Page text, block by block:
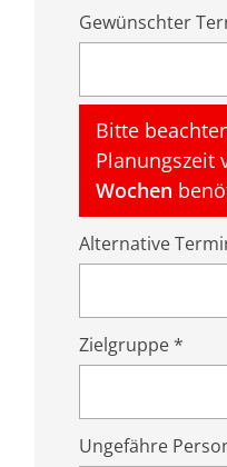
Gewünschter
Bitte
Planungszeit
Wochen
Alternative
Zielgruppe *
Ungefähre